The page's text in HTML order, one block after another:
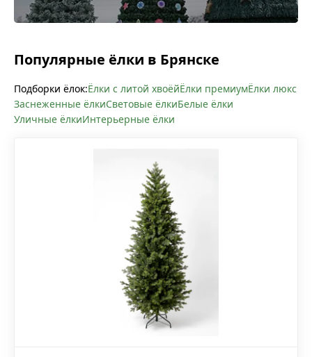
Популярные ёлки в Брянске
Подборки ёлок:Ёлки с литой хвоёйЁлки премиумЁлки люкс
Заснеженные ёлкиСветовые ёлкиБелые ёлки
Уличные ёлкиИнтерьерные ёлки